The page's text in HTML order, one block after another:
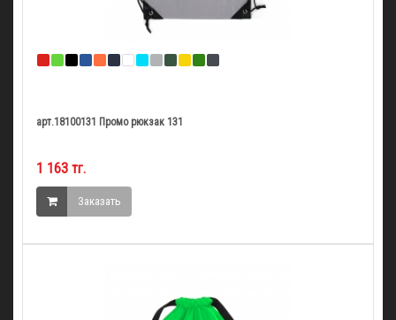
арт.18100131 Промо рюкзак 131
1 163 тг.
Заказать